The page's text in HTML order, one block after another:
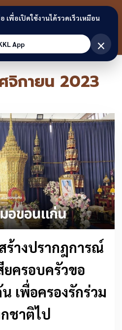
ขอนแก่น
ลิงก์
จิกายน 2023
างปรากฎการณ์
ยครอบครัวขอ
เพื่อครองรักร่วม
ชาติไป
เพื่อเปิดใช้งานได้รวดเร็วเหมือน
App
×